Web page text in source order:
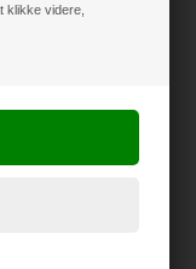
klikke videre,